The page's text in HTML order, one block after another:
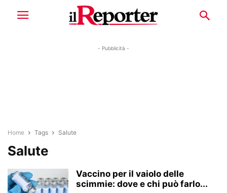
- Pubblicità -
Home Tags Salute
Salute
Vaccino per il vaiolo delle
scimmie: dove e chi può farlo...